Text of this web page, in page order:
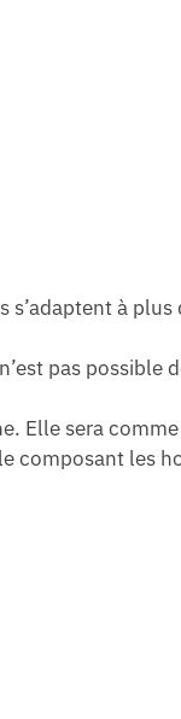
s’adaptent à plus
pas possible
Elle sera
composant les